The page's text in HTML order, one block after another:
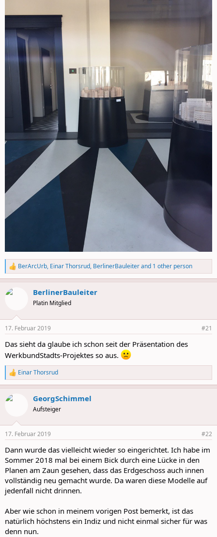
R
e
a
c
s
BerArcUrb, Einar Thorsrud, BerlinerBauleiterand 1 other person
BerlinerBauleiter
Platin Mitglied
17. Februar 2019 #21
Das sieht da glaube ich schon seit der Präsentation des
WerkbundStadts-Projektes so aus.
R
e
a
c
s
Einar Thorsrud
GeorgSchimmel
Aufsteiger
17. Februar 2019 #22
Dann wurde das vielleicht wieder so eingerichtet. Ich habe im
Sommer 2018 mal bei einem Bick durch eine Lücke in den
Planen am Zaun gesehen, dass das Erdgeschoss auch innen
vollständig neu gemacht wurde. Da waren diese Modelle auf
jedenfall nicht drinnen.
Aber wie schon in meinem vorigen Post bemerkt, ist das
natürlich höchstens ein Indiz und nicht einmal sicher für was
denn nun.